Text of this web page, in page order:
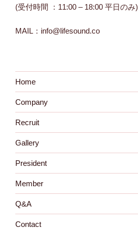
(受付時間 ：11:00 – 18:00 平日のみ)
MAIL：info@lifesound.co
Home
Company
Recruit
Gallery
President
Member
Q&A
Contact